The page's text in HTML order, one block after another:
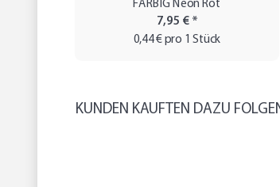
FARBIG Neon Rot
7,95 € *
0,44 € pro 1 Stück
KUNDEN KAUFTEN DAZU